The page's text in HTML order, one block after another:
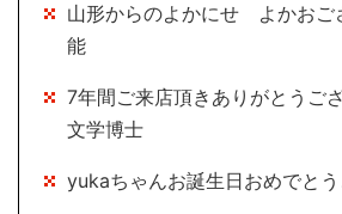
山形からのよかにせ よかおご
能
7年間ご来店頂きありがとうご
文学博士
yukaちゃんお誕生日おめでと